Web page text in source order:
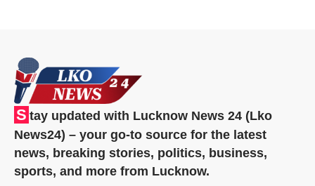
S tay updated with Lucknow News 24 (Lko
News24) – your go-to source for the latest
news, breaking stories, politics, business,
sports, and more from Lucknow.